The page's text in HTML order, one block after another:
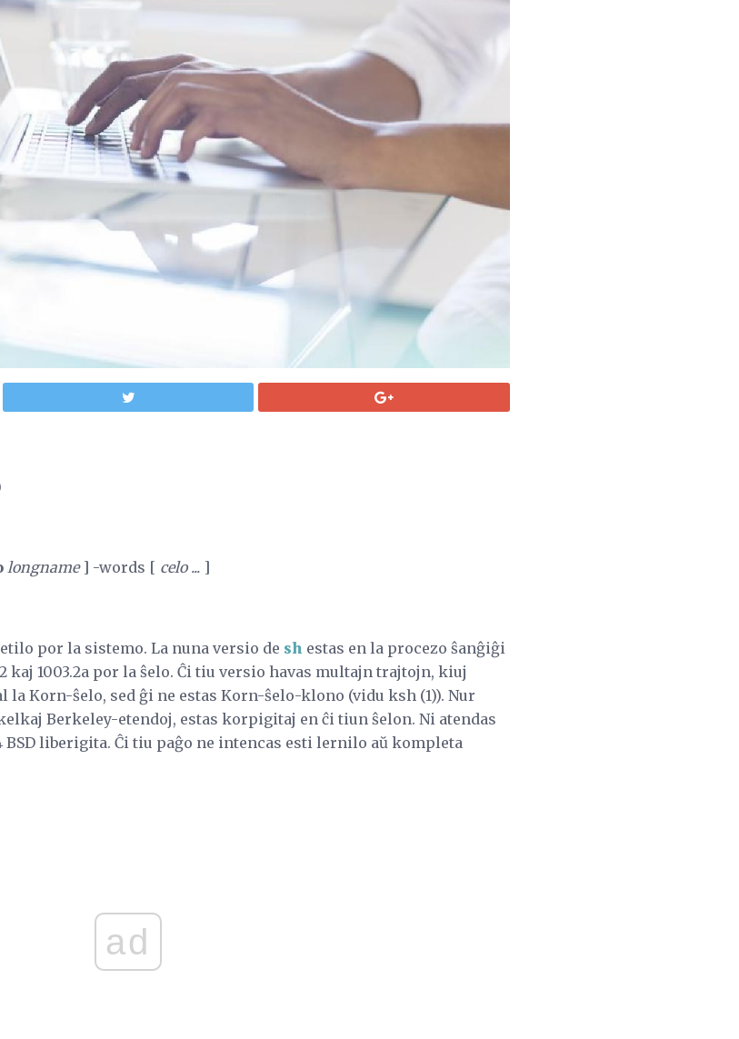
longname] -words [ celo ... ]
por la sistemo. La nuna versio de sh estas en la procezo ŝanĝiĝi
kaj 1003.2a por la ŝelo. Ĉi tiu versio havas multajn trajtojn, kiuj
Korn-ŝelo, sed ĝi ne estas Korn-ŝelo-klono (vidu ksh (1)). Nur
Berkeley-etendoj, estas korpigitaj en ĉi tiun ŝelon. Ni atendas
liberigita. Ĉi tiu paĝo ne intencas esti lernilo aŭ kompleta
ad